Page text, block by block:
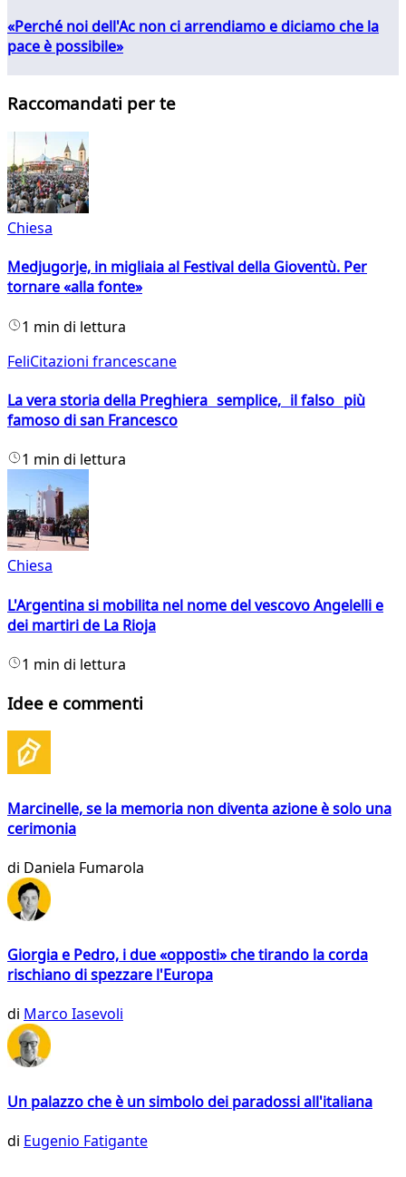
«Perché noi dell'Ac non ci arrendiamo e diciamo che la
pace è possibile»
Raccomandati per te
Chiesa
Medjugorje, in migliaia al Festival della Gioventù. Per
tornare «alla fonte»
1 min di lettura
FeliCitazioni francescane
La vera storia della Preghiera semplice, il falso più
famoso di san Francesco
1 min di lettura
Chiesa
L'Argentina si mobilita nel nome del vescovo Angelelli e
dei martiri de La Rioja
1 min di lettura
Idee e commenti
Marcinelle, se la memoria non diventa azione è solo una
cerimonia
di Daniela Fumarola
Giorgia e Pedro, i due «opposti» che tirando la corda
rischiano di spezzare l'Europa
di Marco Iasevoli
Un palazzo che è un simbolo dei paradossi all'italiana
di Eugenio Fatigante